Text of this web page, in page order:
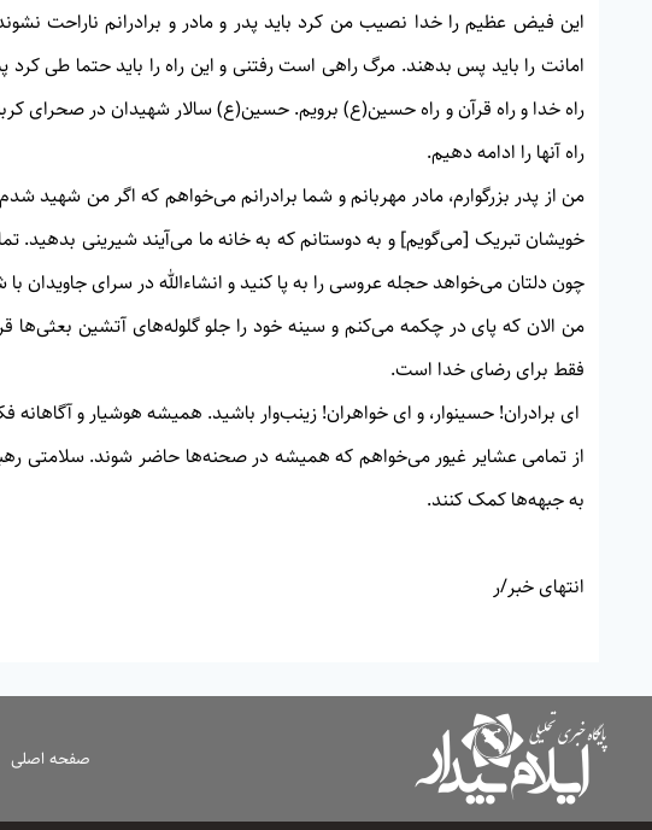
اين فيض عظيم را خدا نصيب من كرد بايد پدر و مادر و برادرانم ناراحت
امانت را بايد پس بدهند. مرگ راهی است رفتنی و اين راه را بايد حتما طی
راه خدا و راه قرآن و راه حسين(ع) برويم. حسين(ع) سالار شهيدان در صحرای
راه آنها را ادامه دهيم.
من از پدر بزرگوارم، مادر مهربانم و شما برادرانم می‌خواهم كه اگر من شهيد
خويشان تبريک [می‌گویم] و به دوستانم كه به خانه ما می‌آيند شيرينی بدهيد.
چون دلتان می‌خواهد حجله عروسی را به پا كنيد و انشاءالله در سرای جاويدان
من الان كه پای در چكمه می‌كنم و سينه خود را جلو گلوله‌های آتشين بعثی‌ها
فقط برای رضای خدا است.
ای برادران! حسينوار، و ای خواهران! زينب‌وار باشيد. هميشه هوشيار و آگاهانه
از تمامی عشاير غيور می‌خواهم كه هميشه در صحنه‌ها حاضر شوند. سلامتی رهبر
به جبهه‌ها كمک كنند.
انتهای خبر/ر
صفحه اصلی